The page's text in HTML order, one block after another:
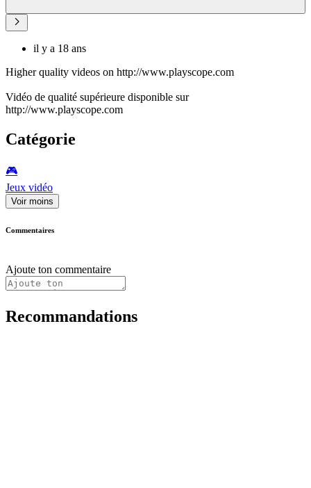
il y a 18 ans
Higher quality videos on http://www.playscope.com
Vidéo de qualité supérieure disponible sur
http://www.playscope.com
Catégorie
🎮️
Jeux vidéo
Voir moins
Commentaires
Ajoute ton commentaire
Recommandations